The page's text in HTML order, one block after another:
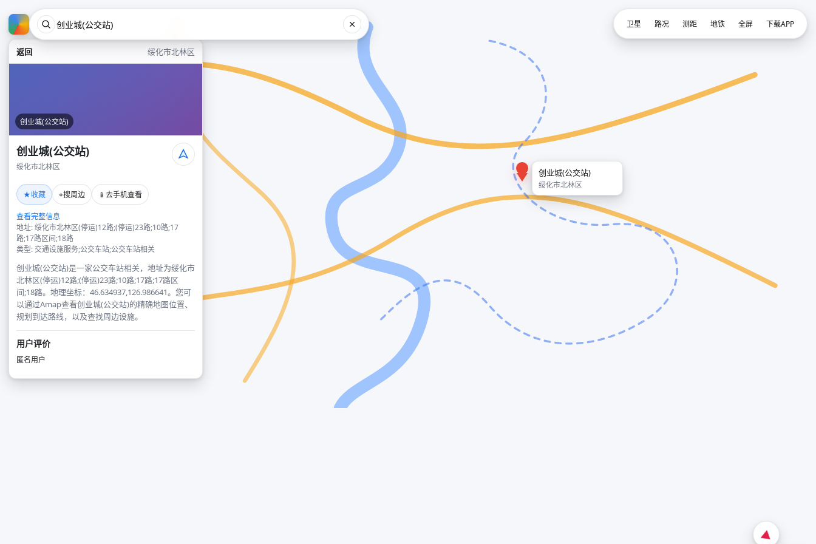
返回 绥化市北林区
创业城(公交站)
创业城(公交站)
绥化市北林区
★收藏 ⌖搜周边 📱 去手机查看
查看完整信息
地址: 绥化市北林区(停运)12路;(停运)23路;10路;17
路;17路区间;18路
类型: 交通设施服务;公交车站;公交车站相关
创业城(公交站)是一家公交车站相关，地址为绥化市
北林区(停运)12路;(停运)23路;10路;17路;17路区
间;18路。地理坐标：46.634937,126.986641。您可
以通过Amap查看创业城(公交站)的精确地图位置、
规划到达路线，以及查找周边设施。
用户评价
匿名用户
创业城(公交站)
绥化市北林区
卫星 路况 测距 地铁 全屏 下载APP